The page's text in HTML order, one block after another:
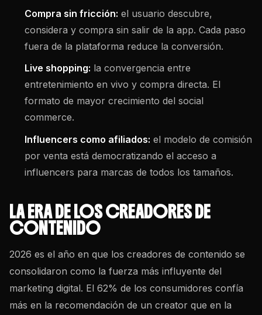
Compra sin fricción: el usuario descubre,
considera y compra sin salir de la app. Cada paso
fuera de la plataforma reduce la conversión.
Live shopping: la convergencia entre
entretenimiento en vivo y compra directa. El
formato de mayor crecimiento del social
commerce.
Influencers como afiliados: el modelo de comisión
por venta está democratizando el acceso a
influencers para marcas de todos los tamaños.
LA ERA DE LOS CREADORES DE
CONTENIDO
2026 es el año en que los creadores de contenido se
consolidaron como la fuerza más influyente del
marketing digital. El 62% de los consumidores confía
más en la recomendación de un creator que en la